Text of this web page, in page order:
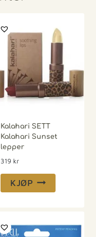
Kalahari SETT
Kalahari Sunset
lepper
319 kr
KJØP